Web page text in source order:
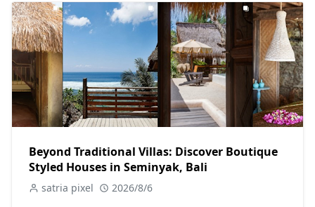
Beyond Traditional Villas: Discover Boutique
Styled Houses in Seminyak, Bali
satria pixel 2026/8/6